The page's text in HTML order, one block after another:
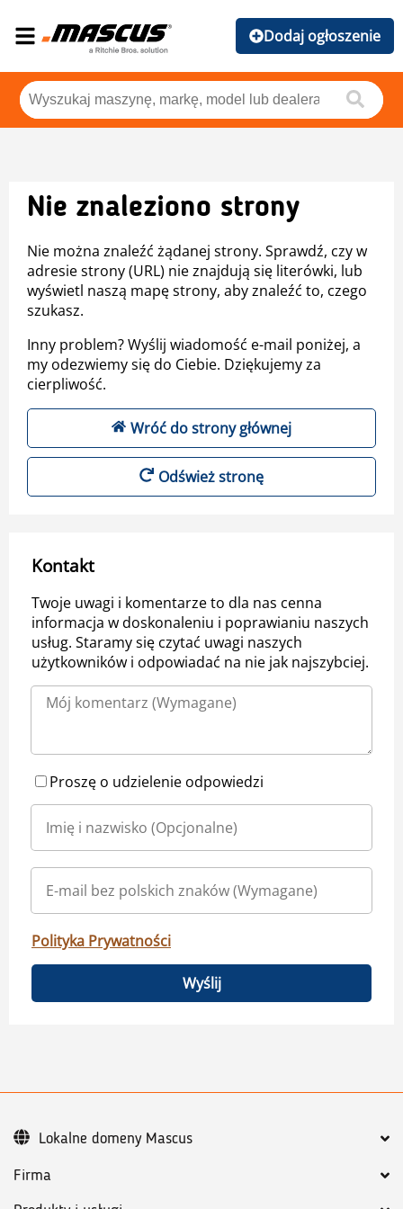
Dodaj ogłoszenie
Nie znaleziono strony
Nie można znaleźć żądanej strony. Sprawdź, czy w
adresie strony (URL) nie znajdują się literówki, lub
wyświetl naszą mapę strony, aby znaleźć to, czego
szukasz.
Inny problem? Wyślij wiadomość e-mail poniżej, a
my odezwiemy się do Ciebie. Dziękujemy za
cierpliwość.
Wróć do strony głównej
Odśwież stronę
Kontakt
Twoje uwagi i komentarze to dla nas cenna
informacja w doskonaleniu i poprawianiu naszych
usług. Staramy się czytać uwagi naszych
użytkowników i odpowiadać na nie jak najszybciej.
Proszę o udzielenie odpowiedzi
Polityka Prywatności
Wyślij
Firma
Lokalne domeny Mascus